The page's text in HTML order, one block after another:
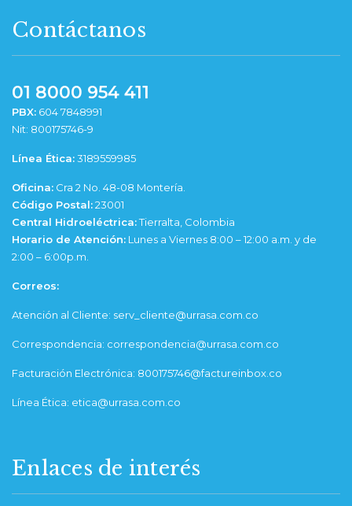
Contáctanos
01 8000 954 411
PBX: 604 7848991
Nit: 800175746-9
Línea Ética:3189559985
Oficina: Cra 2 No. 48-08 Montería.
Código Postal:23001
Central Hidroeléctrica:Tierralta, Colombia
Horario de Atención: Lunes a Viernes 8:00 – 12:00 a.m. y de
2:00 – 6:00p.m.
Correos:
Atención al Cliente: serv_cliente@urrasa.com.co
Correspondencia: correspondencia@urrasa.com.co
Facturación Electrónica: 800175746@factureinbox.co
Línea Ética: etica@urrasa.com.co
Enlaces de interés